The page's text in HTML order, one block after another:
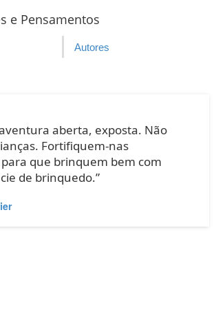
e Pensamentos
Autores
aberta, exposta. Não
Fortifiquem-nas
que brinquem bem com
de brinquedo.”